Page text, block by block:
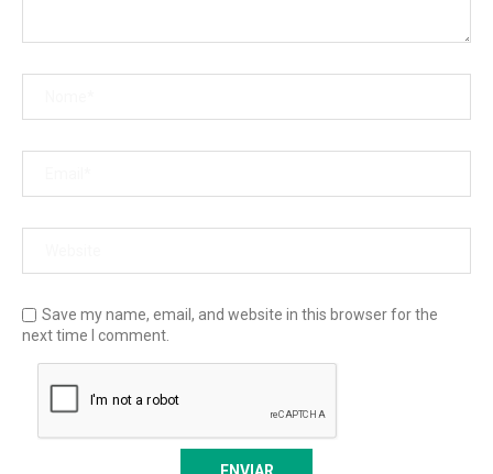
Save my name, email, and website in this browser for the
next time I comment.